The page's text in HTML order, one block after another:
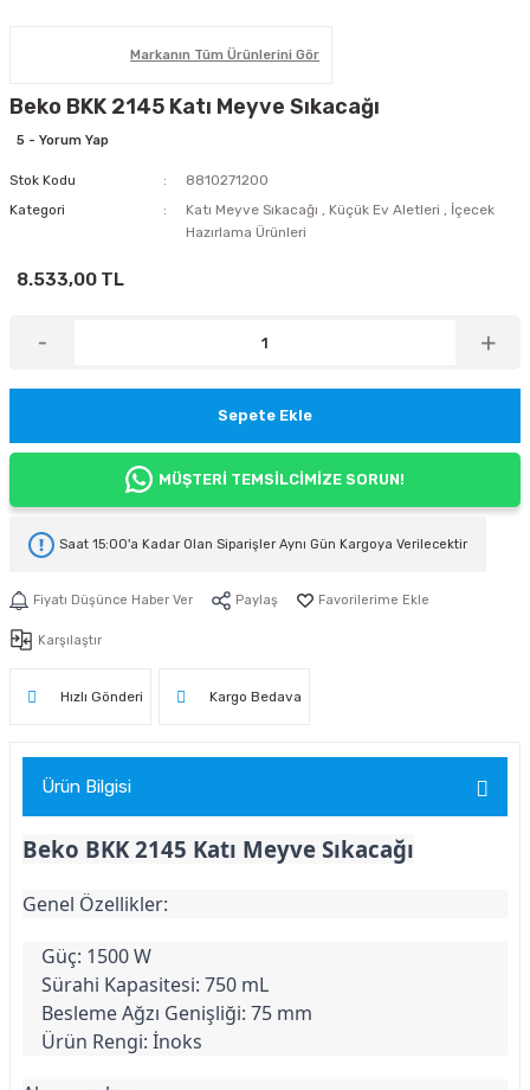
Markanın Tüm Ürünlerini Gör
Beko BKK 2145 Katı Meyve Sıkacağı
5 - Yorum Yap
Stok Kodu
8810271200
Kategori
Katı Meyve Sıkacağı , Küçük Ev Aletleri , İçecek
Hazırlama Ürünleri
8.533,00 TL
Sepete Ekle
MÜŞTERİ TEMSİLCİMİZE SORUN!
Saat 15:00'a Kadar Olan Siparişler Aynı Gün Kargoya Verilecektir
Fiyatı Düşünce Haber Ver Paylaş
Karşılaştır
Hızlı Gönderi Kargo Bedava
Ürün Bilgisi
Beko BKK 2145 Katı Meyve Sıkacağı
Genel Özellikler:
Güç: 1500 W
Sürahi Kapasitesi: 750 mL
Besleme Ağzı Genişliği: 75 mm
Ürün Rengi: İnoks